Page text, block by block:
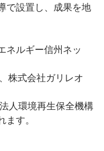
で設置し、成果を地
ネルギー信州ネッ
株式会社ガリレオ
人環境再生保全機構
す。